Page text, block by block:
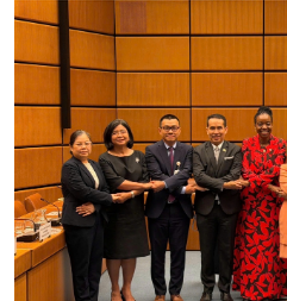
Văn hoá & Du lịch
Tin Văn hoá & Du lịch
Chát với người nổi tiếng
Câu chuyện Thể thao